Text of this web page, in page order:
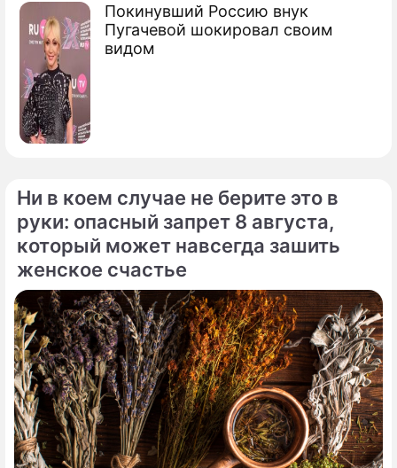
Покинувший Россию внук
Пугачевой шокировал своим
видом
Ни в коем случае не берите это в
руки: опасный запрет 8 августа,
который может навсегда зашить
женское счастье